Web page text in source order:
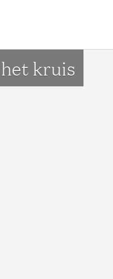
kruis